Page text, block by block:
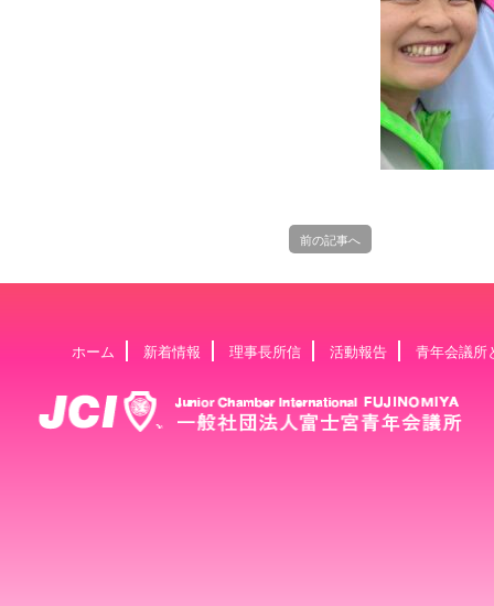
前の記事へ
ホーム 新着情報 理事長所信 活動報告 青年会議所